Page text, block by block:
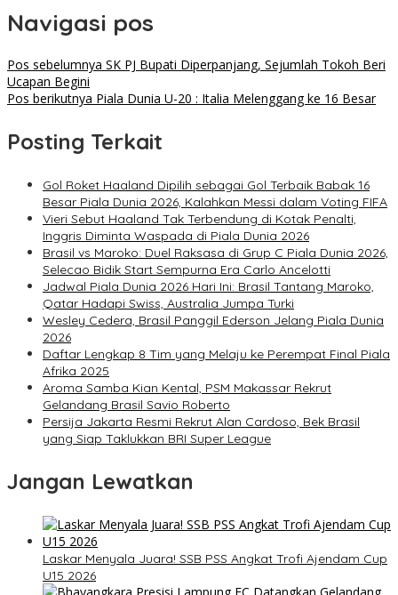
Navigasi pos
Pos sebelumnya SK PJ Bupati Diperpanjang, Sejumlah Tokoh Beri
Ucapan Begini
Pos berikutnya Piala Dunia U-20 : Italia Melenggang ke 16 Besar
Posting Terkait
Gol Roket Haaland Dipilih sebagai Gol Terbaik Babak 16
Besar Piala Dunia 2026, Kalahkan Messi dalam Voting FIFA
Vieri Sebut Haaland Tak Terbendung di Kotak Penalti,
Inggris Diminta Waspada di Piala Dunia 2026
Brasil vs Maroko: Duel Raksasa di Grup C Piala Dunia 2026,
Selecao Bidik Start Sempurna Era Carlo Ancelotti
Jadwal Piala Dunia 2026 Hari Ini: Brasil Tantang Maroko,
Qatar Hadapi Swiss, Australia Jumpa Turki
Wesley Cedera, Brasil Panggil Ederson Jelang Piala Dunia
2026
Daftar Lengkap 8 Tim yang Melaju ke Perempat Final Piala
Afrika 2025
Aroma Samba Kian Kental, PSM Makassar Rekrut
Gelandang Brasil Savio Roberto
Persija Jakarta Resmi Rekrut Alan Cardoso, Bek Brasil
yang Siap Taklukkan BRI Super League
Jangan Lewatkan
Laskar Menyala Juara! SSB PSS Angkat Trofi Ajendam Cup
U15 2026